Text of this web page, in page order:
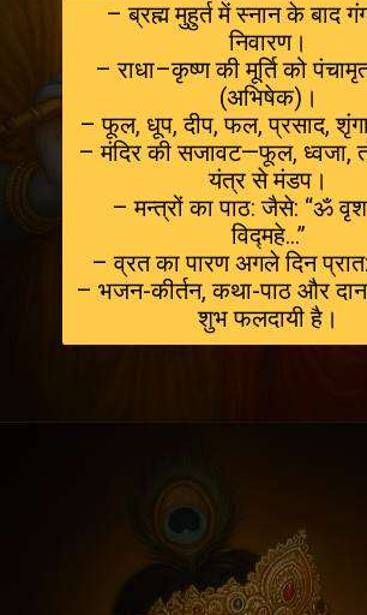
– ब्रह्म मुहुर्त में स्नान के बाद
निवारण।
– राधा–कृष्ण की मूर्ति को
(अभिषेक)।
– फूल, धूप, दीप, फल, प्रसाद,
– मंदिर की सजावट—फूल, ध्वजा,
यंत्र से मंडप।
– मन्त्रों का पाठ: जैसे: “ॐ
विद्महे...”
– व्रत का पारण अगले दिन
– भजन-कीर्तन, कथा-पाठ और
शुभ फलदायी है।